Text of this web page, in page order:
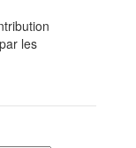
les